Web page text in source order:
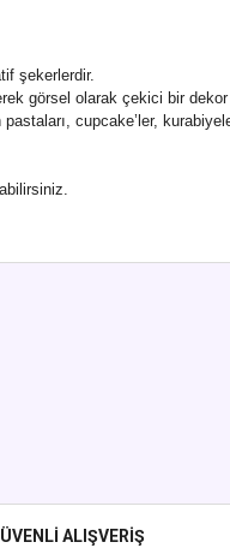
şekerlerdir.
görsel olarak çekici bir
cupcake’ler,
ALIŞVERİŞ